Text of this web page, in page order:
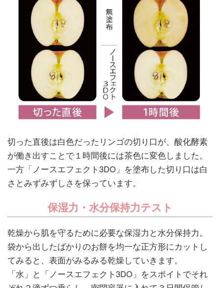
切った直後は白色だったリンゴの切り口が、酸化酵素
が働き出すことで１時間後には茶色に変色しました。
一方「ノースエフェクト3DO」を塗布した切り口は白
さとみずみずしさを保っています。
保湿力・水分保持力テスト
乾燥から肌を守るために必要な保湿力と水分保持力。
袋から出したばかりのお餅を均一な正方形にカットし
てみると、表面がみるみる乾燥していきます。
「水」と「ノースエフェクト3DO」をスポイトでそれ